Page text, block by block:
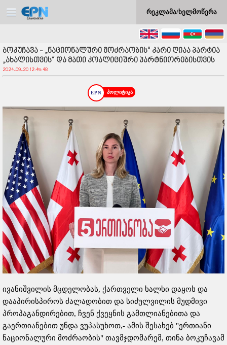
რეკლამა/ხელმოწერა
ბოკუჩავა - „ნაციონალური მოძრაობის“ კარი ღიაა პარტია
„ახალისთვის“ და მათი კოალიციური პარტნიორებისთვის
2024-09-20 12:45:48
პოლიტიკა
ივანიშვილის მცდელობას, ქართველი ხალხი დაყოს და
დააპირისპიროს ძალადობით და სიძულვილის მუდმივი
პროპაგანდირებით, ჩვენ ქვეყნის გამთლიანებითა და
გაერთიანებით უნდა ვუპასუხოთ,- ამის შესახებ "ერთიანი
ნაციონალური მოძრაობის" თავმჯდომარემ, თინა ბოკუჩავამ